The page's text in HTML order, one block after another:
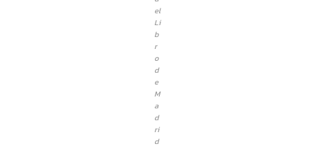
el
Li
b
r
o
d
e
M
a
d
ri
d